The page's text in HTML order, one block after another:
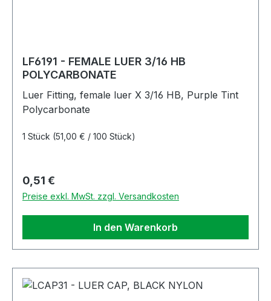
LF6191 - FEMALE LUER 3/16 HB
POLYCARBONATE
Luer Fitting, female luer X 3/16 HB, Purple Tint
Polycarbonate
1 Stück (51,00 € / 100 Stück)
Regulärer Preis:
0,51 €
Preise exkl. MwSt. zzgl. Versandkosten
In den Warenkorb